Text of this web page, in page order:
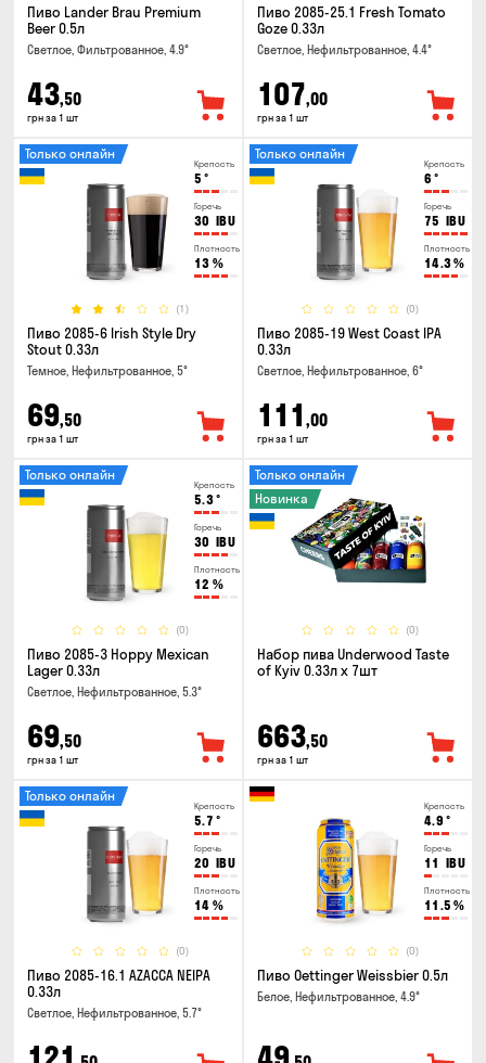
Пиво Lander Brau Premium
Beer 0.5л
Светлое, Фильтрованное, 4.9°
43,50
грн за 1 шт
Пиво 2085-25.1 Fresh Tomato
Goze 0.33л
Светлое, Нефильтрованное, 4.4°
107,00
грн за 1 шт
Крепость
5 °
Горечь
30 IBU
Плотность
13 %
(1)
Только онлайн
Пиво 2085-6 Irish Style Dry
Stout 0.33л
Темное, Нефильтрованное, 5°
69,50
грн за 1 шт
Крепость
6 °
Горечь
75 IBU
Плотность
14.3%
(0)
Только онлайн
Пиво 2085-19 West Coast IPA
0.33л
Светлое, Нефильтрованное, 6°
111 ,00
грн за 1 шт
Крепость
5.3°
Горечь
30 IBU
Плотность
12 %
(0)
Только онлайн
Пиво 2085-3 Hoppy Mexican
Lager 0.33л
Светлое, Нефильтрованное, 5.3°
69,50
грн за 1 шт
(0)
Только онлайн
Новинка
Набор пива Underwood Taste
of Kyiv 0.33л x 7шт
663,50
грн за 1 шт
Крепость
5.7 °
Горечь
20 IBU
Плотность
14 %
(0)
Только онлайн
Пиво 2085-16.1 AZACCA NEIPA
0.33л
Светлое, Нефильтрованное, 5.7°
Крепость
4.9 °
Горечь
11 IBU
Плотность
11.5 %
(0)
Пиво Oettinger Weissbier 0.5л
Белое, Нефильтрованное, 4.9°